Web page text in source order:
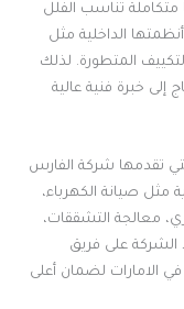
تناسب الفلل
الداخلية مثل
المتطورة. لذلك
خبرة فنية عالية
تقدمها شركة الفارس
مثل صيانة الكهرباء،
معالجة التشققات،
الشركة على فريق
لضمان أعلى